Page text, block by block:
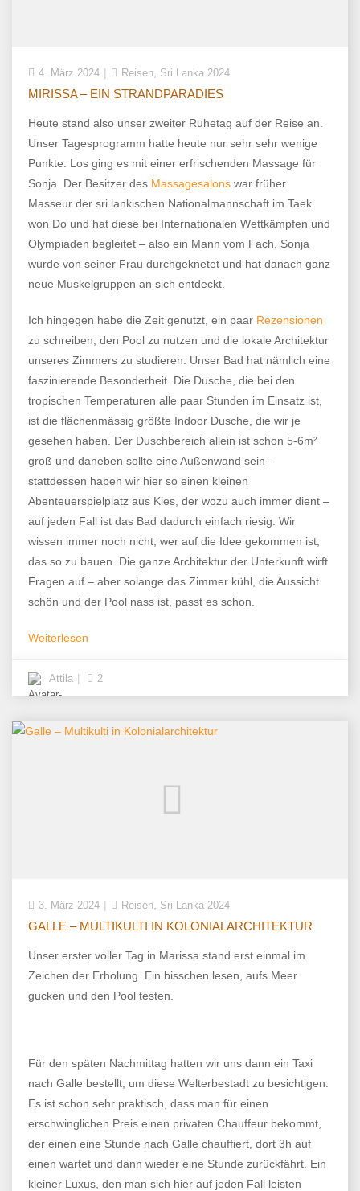
4. März 2024 Reisen Sri Lanka 2024
MIRISSA – EIN STRANDPARADIES
Heute stand also unser zweiter Ruhetag auf der Reise an.
Unser Tagesprogramm hatte heute nur sehr sehr wenige
Punkte. Los ging es mit einer erfrischenden Massage für
Sonja. Der Besitzer des Massagesalons war früher
Masseur der sri lankischen Nationalmannschaft im Taek
won Do und hat diese bei Internationalen Wettkämpfen und
Olympiaden begleitet – also ein Mann vom Fach. Sonja
wurde von seiner Frau durchgeknetet und hat danach ganz
neue Muskelgruppen an sich entdeckt.
Ich hingegen habe die Zeit genutzt, ein paar Rezensionen
zu schreiben, den Pool zu nutzen und die lokale Architektur
unseres Zimmers zu studieren. Unser Bad hat nämlich eine
faszinierende Besonderheit. Die Dusche, die bei den
tropischen Temperaturen alle paar Stunden im Einsatz ist,
ist die flächenmässig größte Indoor Dusche, die wir je
gesehen haben. Der Duschbereich allein ist schon 5-6m²
groß und daneben sollte eine Außenwand sein –
stattdessen haben wir hier so einen kleinen
Abenteuerspielplatz aus Kies, der wozu auch immer dient –
auf jeden Fall ist das Bad dadurch einfach riesig. Wir
wissen immer noch nicht, wer auf die Idee gekommen ist,
das so zu bauen. Die ganze Architektur der Unterkunft wirft
Fragen auf – aber solange das Zimmer kühl, die Aussicht
schön und der Pool nass ist, passt es schon.
Weiterlesen
Attila 2
3. März 2024 Reisen Sri Lanka 2024
GALLE – MULTIKULTI IN KOLONIALARCHITEKTUR
Unser erster voller Tag in Marissa stand erst einmal im
Zeichen der Erholung. Ein bisschen lesen, aufs Meer
gucken und den Pool testen.
Für den späten Nachmittag hatten wir uns dann ein Taxi
nach Galle bestellt, um diese Welterbestadt zu besichtigen.
Es ist schon sehr praktisch, dass man für einen
erschwinglichen Preis einen privaten Chauffeur bekommt,
der einen eine Stunde nach Galle chauffiert, dort 3h auf
einen wartet und dann wieder eine Stunde zurückfährt. Ein
kleiner Luxus, den man sich hier auf jeden Fall leisten